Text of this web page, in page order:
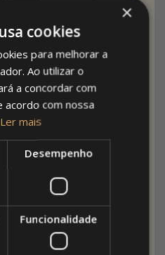
quer que vá a
e dado o
longo do dia, qual a
E no verão? E no
fica o toldo do
E já agora, é melhor
menos opaco?
dos casos é
à medida
, porque
é um caso. E a
alguém especialista
×
cookies
para melhorar a
Ao utilizar o
a concordar com
acordo com nossa
Ler mais
Desempenho
Funcionalidade